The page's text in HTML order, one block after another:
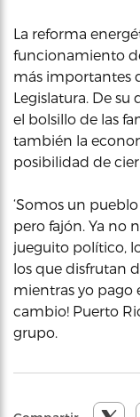
La reforma
funcionamiento
más importantes
Legislatura. De
el bolsillo de las
también la
posibilidad de
‘Somos un
pero fajón. Ya no
jueguito político,
los que disfrutan
mientras yo pago
cambio! Puerto
grupo.